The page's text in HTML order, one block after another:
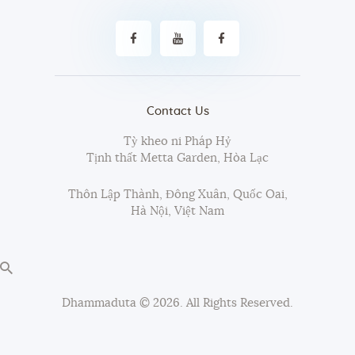
Contact Us
Tỳ kheo ni Pháp Hỷ
Tịnh thất Metta Garden, Hòa Lạc
Thôn Lập Thành, Đông Xuân, Quốc Oai,
Hà Nội, Việt Nam
Dhammaduta © 2026. All Rights Reserved.